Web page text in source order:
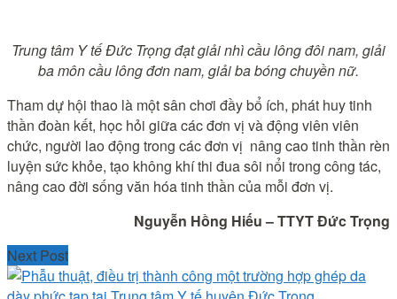
Trung tâm Y tế Đức Trọng đạt giải nhì cầu lông đôi nam, giải
ba môn cầu lông đơn nam, giải ba bóng chuyền nữ.
Tham dự hội thao là một sân chơi đầy bổ ích, phát huy tinh
thần đoàn kết, học hỏi giữa các đơn vị và động viên viên
chức, người lao động trong các đơn vị nâng cao tinh thần rèn
luyện sức khỏe, tạo không khí thi đua sôi nổi trong công tác,
nâng cao đời sống văn hóa tinh thần của mỗi đơn vị.
Nguyễn Hồng Hiếu – TTYT Đức Trọng
Next Post